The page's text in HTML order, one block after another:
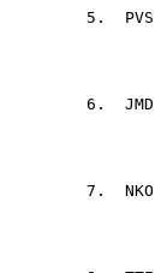
5. PVS
6. JMD
7. NKO